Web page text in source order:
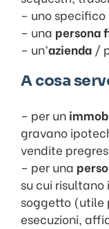
– uno specifico
– una persona
– un’azienda /
A cosa
– per un
gravano
vendite
– per una
su cui
soggetto (utile
esecuzioni,